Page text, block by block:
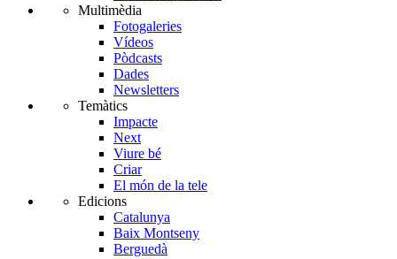
Multimèdia
Fotogaleries
Vídeos
Pòdcasts
Dades
Newsletters
Temàtics
Impacte
Next
Viure bé
Criar
El món de la tele
Edicions
Catalunya
Baix Montseny
Berguedà